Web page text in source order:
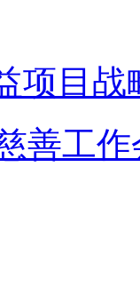
项目
善工